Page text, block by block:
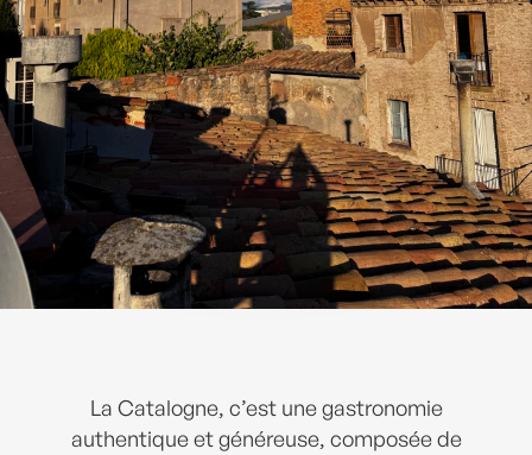
La Catalogne, c’est une gastronomie
authentique et généreuse, composée de